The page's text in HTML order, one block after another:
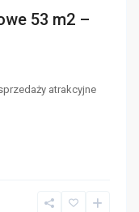
53 m2 –
atrakcyjne